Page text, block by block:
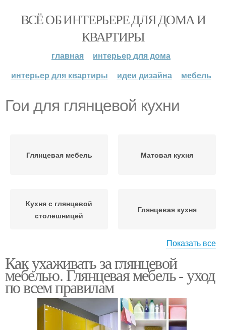
ВСЁ ОБ ИНТЕРЬЕРЕ ДЛЯ ДОМА И
КВАРТИРЫ
главная
интерьер для дома
интерьер для квартиры
идеи дизайна мебель
Гои для глянцевой кухни
Глянцевая мебель Матовая кухня
Кухня с глянцевой
столешницей
Глянцевая кухня
кухней
Уход за глянцевыми
фасадами
Показать все
Как ухаживать за глянцевой
мебелью. Глянцевая мебель - уход
по всем правилам